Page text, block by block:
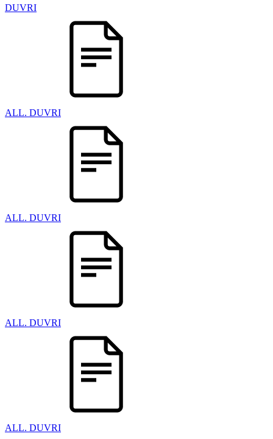
DUVRI
ALL. DUVRI
ALL. DUVRI
ALL. DUVRI
ALL. DUVRI